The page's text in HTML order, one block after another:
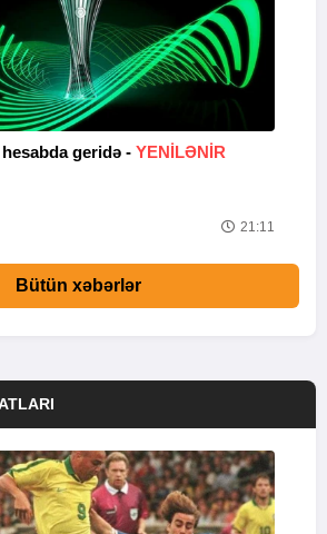
geridə - YENİLƏNİR
21:11
Bütün xəbərlər